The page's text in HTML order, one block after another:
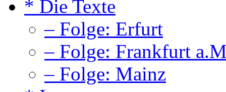
* Die Texte
– Folge: Erfurt
– Folge: Frankfurt
– Folge: Mainz